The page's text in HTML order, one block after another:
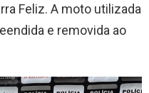
Feliz. A moto utilizada
e removida ao